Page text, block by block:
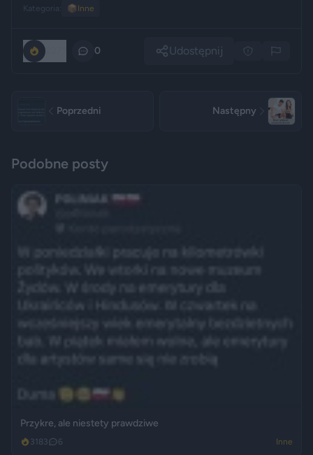
Kategoria: 📦 Inne
0 Udostępnij
Poprzedni Następny
Podobne posty
Przykre, ale niestety prawdziwe
3183 6 Inne